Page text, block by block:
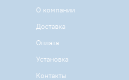
О компании
Доставка
Оплата
Установка
Контакты